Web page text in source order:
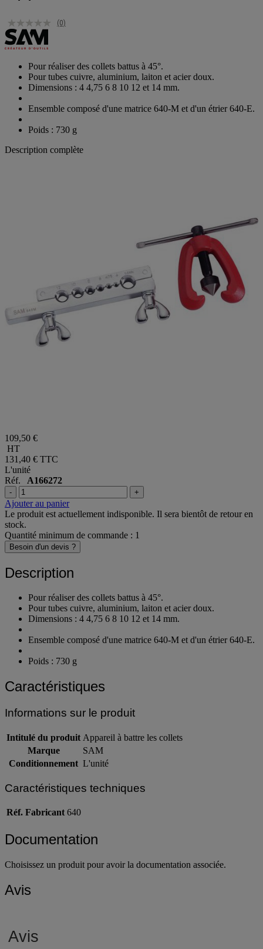
(0)
Pour réaliser des collets battus à 45°.
Pour tubes cuivre, aluminium, laiton et acier doux.
Dimensions : 4 4,75 6 8 10 12 et 14 mm.
Ensemble composé d'une matrice 640-M et d'un étrier 640-E.
Poids : 730 g
Description complète
109,50 €
HT
131,40 € TTC
L'unité
Réf. A166272
- +
Ajouter au panier
Le produit est actuellement indisponible. Il sera bientôt de retour en
stock.
Quantité minimum de commande : 1
Besoin d'un devis ?
Description
Pour réaliser des collets battus à 45°.
Pour tubes cuivre, aluminium, laiton et acier doux.
Dimensions : 4 4,75 6 8 10 12 et 14 mm.
Ensemble composé d'une matrice 640-M et d'un étrier 640-E.
Poids : 730 g
Caractéristiques
Informations sur le produit
Intitulé du produit Appareil à battre les collets
Marque
SAM
Conditionnement L'unité
Caractéristiques techniques
Réf. Fabricant 640
Documentation
Choisissez un produit pour avoir la documentation associée.
Avis